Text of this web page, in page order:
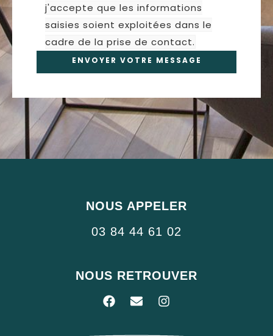
j'accepte que les informations
saisies soient exploitées dans le
cadre de la prise de contact.
NOUS APPELER
03 84 44 61 02
NOUS RETROUVER